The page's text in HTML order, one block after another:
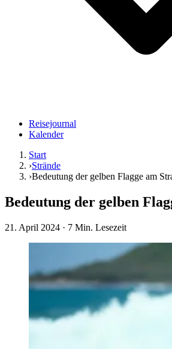
Reisejournal
Kalender
Start
›Strände
›Bedeutung der gelben Flagge am
Bedeutung der gelben
21. April 2024 · 7 Min. Lesezeit